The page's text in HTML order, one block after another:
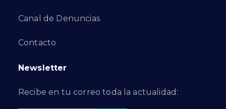
Canal de Denuncias
Contacto
Newsletter
Recibe en tu correo toda la actualidad: